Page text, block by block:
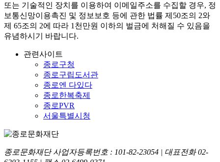
또는 기술적인 장치를 이용하여 이메일주소를 수집할 경우, 정
보통신망이용촉진 및 정보보호 등에 관한 법률 제50조의 2와
제 65조의 2에 따라 1천만원 이하의 벌금에 처해질 수 있음을
유념하시기 바랍니다.
관련사이트
종로구청
종로구립도서관
종로엔 다있다
종로한복축제
종로PVR
서울특별시청
종로문화재단 사업자등록번호 : 101-82-23054 | 대표전화02-